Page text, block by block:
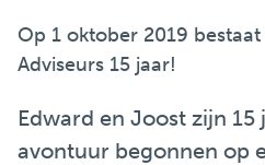
Fiscaal advies
Financiële planning
Fusie en overname
Belastingadvies
Audit
Salarisadministratie
Zo werken we
Betrokken en
EJP Topsport
Op 1 oktober 2019 bestaat
Adviseurs 15 jaar!
Edward en Joost zijn
avontuur begonnen op